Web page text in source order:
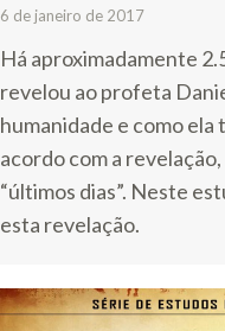
6 de janeiro de 2017
Há aproximadamente
revelou ao profeta
humanidade e como ela
acordo com a
“últimos dias”. Neste
esta revelação.